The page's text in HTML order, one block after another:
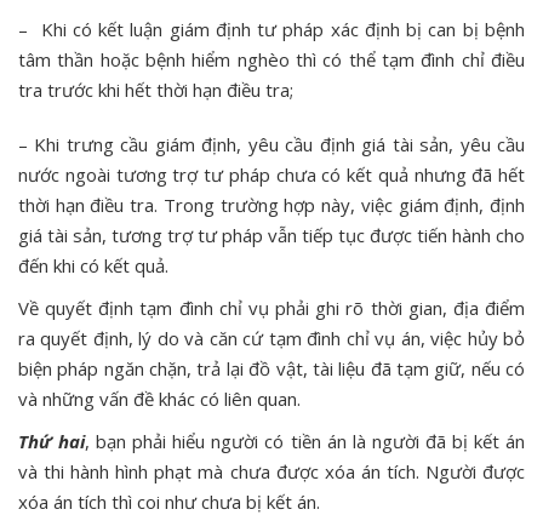
– Khi có kết luận giám định tư pháp xác định bị can bị bệnh
tâm thần hoặc bệnh hiểm nghèo thì có thể tạm đình chỉ điều
tra trước khi hết thời hạn điều tra;
– Khi trưng cầu giám định, yêu cầu định giá tài sản, yêu cầu
nước ngoài tương trợ tư pháp chưa có kết quả nhưng đã hết
thời hạn điều tra. Trong trường hợp này, việc giám định, định
giá tài sản, tương trợ tư pháp vẫn tiếp tục được tiến hành cho
đến khi có kết quả.
Về quyết định tạm đình chỉ vụ phải ghi rõ thời gian, địa điểm
ra quyết định, lý do và căn cứ tạm đình chỉ vụ án, việc hủy bỏ
biện pháp ngăn chặn, trả lại đồ vật, tài liệu đã tạm giữ, nếu có
và những vấn đề khác có liên quan.
Thứ hai, bạn phải hiểu người có tiền án là người đã bị kết án
và thi hành hình phạt mà chưa được xóa án tích. Người được
xóa án tích thì coi như chưa bị kết án.